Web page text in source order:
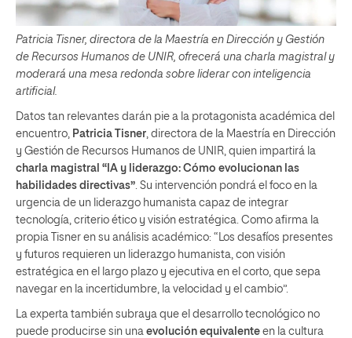
Patricia Tisner, directora de la Maestría en Dirección y Gestión
de Recursos Humanos de UNIR, ofrecerá una charla magistral y
moderará una mesa redonda sobre liderar con inteligencia
artificial.
Datos tan relevantes darán pie a la protagonista académica del
encuentro, Patricia Tisner, directora de la Maestría en Dirección
y Gestión de Recursos Humanos de UNIR, quien impartirá la
charla magistral “IA y liderazgo: Cómo evolucionan las
habilidades directivas”. Su intervención pondrá el foco en la
urgencia de un liderazgo humanista capaz de integrar
tecnología, criterio ético y visión estratégica. Como afirma la
propia Tisner en su análisis académico: “Los desafíos presentes
y futuros requieren un liderazgo humanista, con visión
estratégica en el largo plazo y ejecutiva en el corto, que sepa
navegar en la incertidumbre, la velocidad y el cambio”.
La experta también subraya que el desarrollo tecnológico no
puede producirse sin una evolución equivalente en la cultura